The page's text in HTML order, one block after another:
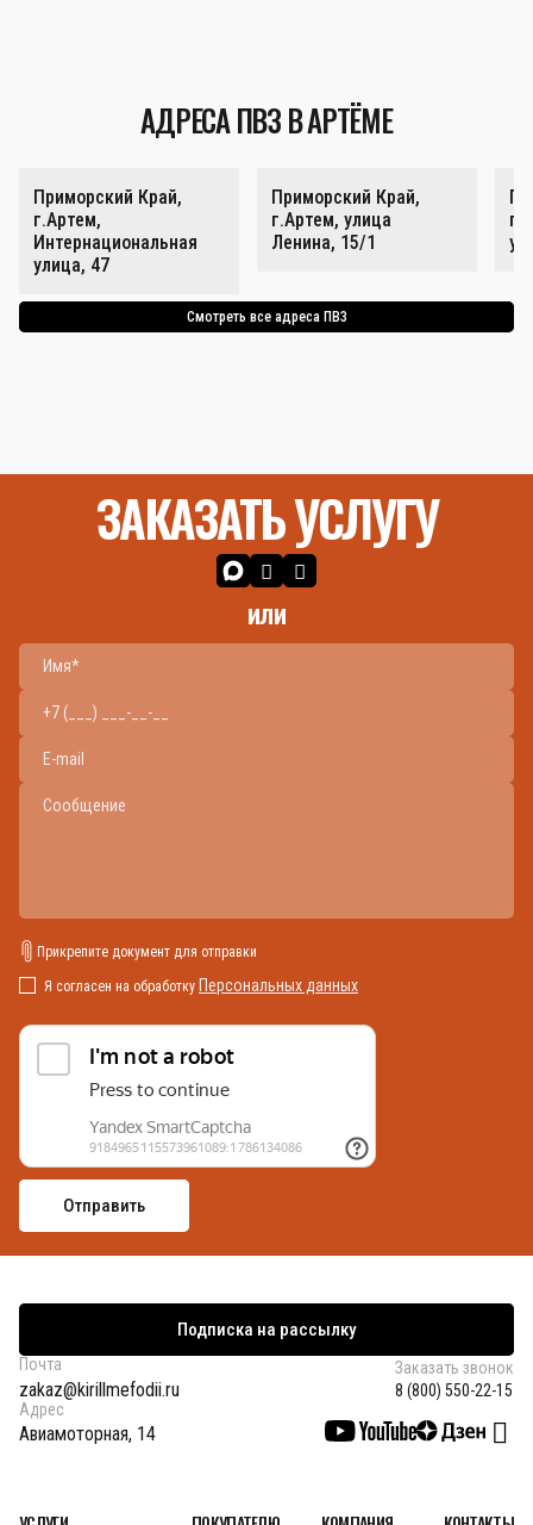
АДРЕСА ПВЗ В АРТЁМЕ
Приморский Край,
г.Артем,
Интернациональная
улица, 47
Приморский Край,
г.Артем, улица
Ленина, 15/1
Смотреть все адреса ПВЗ
ЗАКАЗАТЬ УСЛУГУ
или
Прикрепите документ для отправки
Я согласен на обработку Персональных данных
Подписка на рассылку
Почта
zakaz@kirillmefodii.ru
Заказать звонок
8 (800) 550-22-15
Адрес
Авиамоторная, 14